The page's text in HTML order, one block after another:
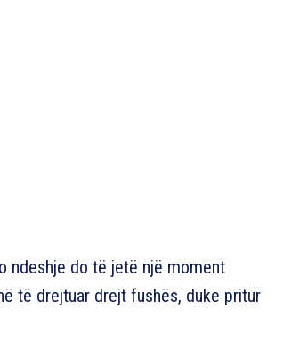
ndeshje do të jetë një moment
të drejtuar drejt fushës, duke pritur